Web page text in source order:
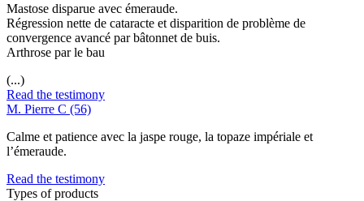
Mastose disparue avec émeraude.
Régression nette de cataracte et disparition de problème de
convergence avancé par bâtonnet de buis.
Arthrose par le bau
(...)
Read the testimony
M. Pierre C (56)
Calme et patience avec la jaspe rouge, la topaze impériale et
l’émeraude.
Read the testimony
Types of products